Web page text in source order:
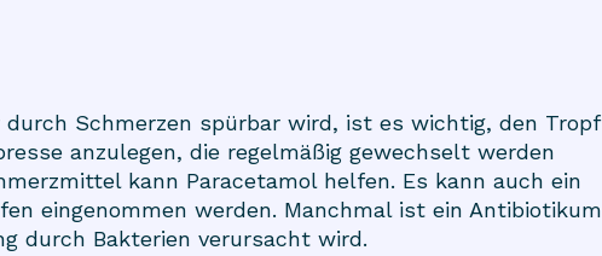
Schmerzen spürbar wird, ist es wichtig, den Tropf
anzulegen, die regelmäßig gewechselt werden
kann Paracetamol helfen. Es kann auch ein
eingenommen werden. Manchmal ist ein Antibiotikum
durch Bakterien verursacht wird.